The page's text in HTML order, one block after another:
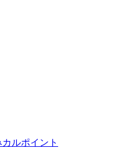
カルポイント